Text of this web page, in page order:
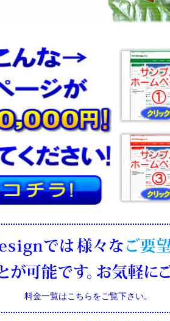
料金一覧はこちらをご覧下さい。